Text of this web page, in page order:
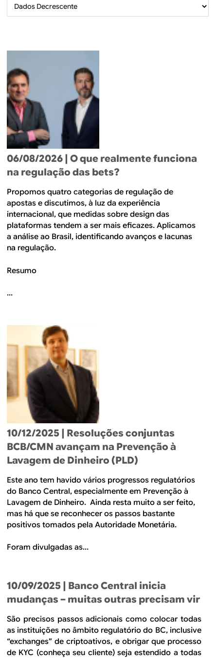
E
e
u
s
c
a
06/08/2026 | O que realmente funciona
na regulação das bets?
Propomos quatro categorias de regulação de
apostas e discutimos, à luz da experiência
internacional, que medidas sobre design das
plataformas tendem a ser mais eficazes. Aplicamos
a análise ao Brasil, identificando avanços e lacunas
na regulação.
Resumo
...
10/12/2025 | Resoluções conjuntas
BCB/CMN avançam na Prevenção à
Lavagem de Dinheiro (PLD)
Este ano tem havido vários progressos regulatórios
do Banco Central, especialmente em Prevenção à
Lavagem de Dinheiro. Ainda resta muito a ser feito,
mas há que se reconhecer os passos bastante
positivos tomados pela Autoridade Monetária.
Foram divulgadas as...
10/09/2025 | Banco Central inicia
mudanças – muitas outras precisam vir
São precisos passos adicionais como colocar todas
as instituições no âmbito regulatório do BC, inclusive
“exchanges” de criptoativos, e obrigar que processo
de KYC (conheça seu cliente) seja estendido a todas